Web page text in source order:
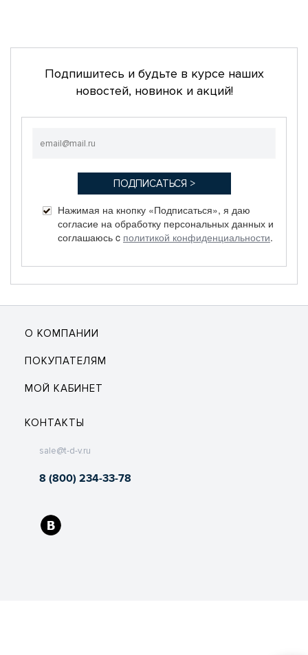
Подпишитесь и будьте в курсе наших
новостей, новинок и акций!
Нажимая на кнопку «Подписаться», я даю
согласие на обработку персональных данных и
соглашаюсь c политикой конфиденциальности.
О КОМПАНИИ
ПОКУПАТЕЛЯМ
МОЙ КАБИНЕТ
КОНТАКТЫ
sale@t-d-v.ru
8 (800) 234-33-78